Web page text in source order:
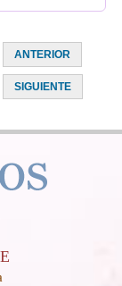
ANTERIOR
SIGUIENTE